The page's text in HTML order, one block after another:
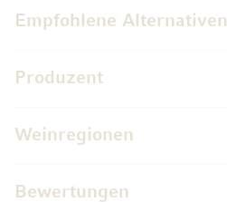
Empfohlene Alternativen
Produzent
Weinregionen
Bewertungen